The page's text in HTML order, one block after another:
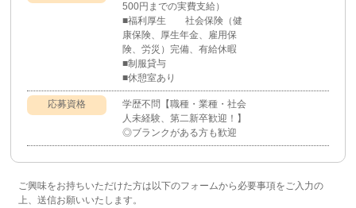
500円までの実費支給）
■福利厚生 社会保険（健
康保険、厚生年金、雇用保
険、労災）完備、有給休暇
■制服貸与
■休憩室あり
応募資格
学歴不問【職種・業種・社会
人未経験、第二新卒歓迎！】
◎ブランクがある方も歓迎
ご興味をお持ちいただけた方は以下のフォームから必要事項をご入力の
上、送信お願いいたします。